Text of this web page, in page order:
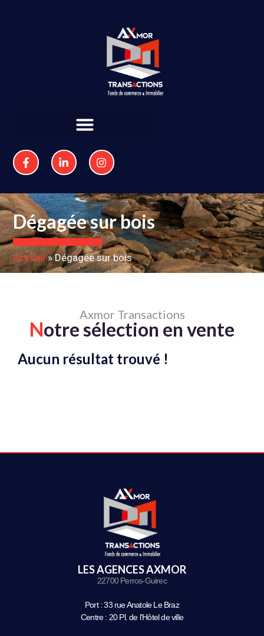
Dégagée sur bois
Accueil»Dégagée sur bois
Axmor Transactions
Notre sélection en vente
Aucun résultat trouvé !
LES AGENCES AXMOR
22700 Perros-Guirec
Port : 33 rue Anatole Le Braz
Centre : 20 Pl. de l’Hôtel de ville